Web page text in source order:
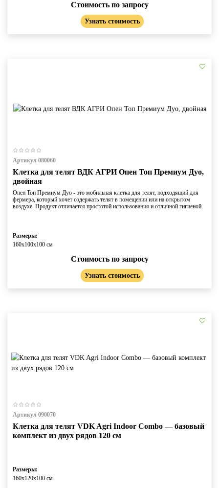
Стоимость по запросу
Узнать стоимость
Артикул 080060
Клетка для телят ВДК АГРИ Опен Топ Премиум Дуо,
двойная
Опен Топ Премиум Дуо - это мобильная клетка для телят, подходящий для
фермера, который хочет содержать телят в помещении или на открытом
воздухе. Продукт отличается простотой использования и отличной гигиеной.
Размеры:
160х100х100 см
Стоимость по запросу
Узнать стоимость
Артикул 090070
Клетка для телят VDK Agri Indoor Combo — базовый
комплект из двух рядов 120 см
Размеры:
160х120х100 см